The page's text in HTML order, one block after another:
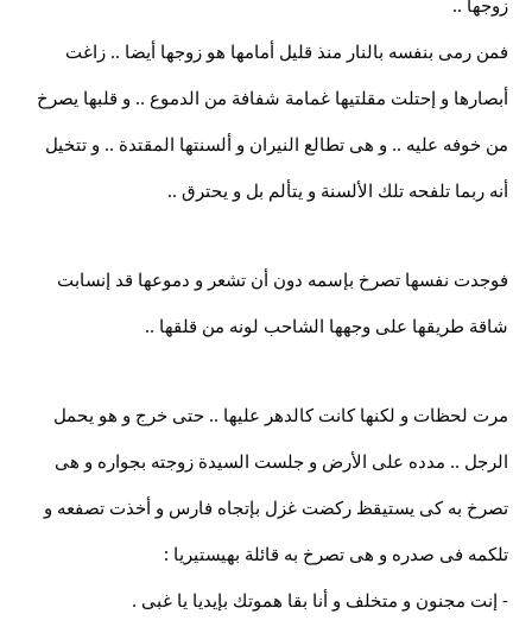
زوجها ..
فمن رمى بنفسه بالنار منذ قليل أمامها هو زوجها أيضا .. زاغت
أبصارها و إحتلت مقلتيها غمامة شفافة من الدموع .. و قلبها يصرخ
من خوفه عليه .. و هى تطالع النيران و ألسنتها المقتدة .. و تتخيل
أنه ربما تلفحه تلك الألسنة و يتألم بل و يحترق ..
فوجدت نفسها تصرخ بإسمه دون أن تشعر و دموعها قد إنسابت
شاقة طريقها على وجهها الشاحب لونه من قلقها ..
مرت لحظات و لكنها كانت كالدهر عليها .. حتى خرج و هو يحمل
الرجل .. مدده على الأرض و جلست السيدة زوجته بجواره و هى
تصرخ به كى يستيقظ ركضت غزل بإتجاه فارس و أخذت تصفعه و
تلكمه فى صدره و هى تصرخ به قائلة بهيستيريا :
- إنت مجنون و متخلف و أنا بقا هموتك بإيديا يا غبى .